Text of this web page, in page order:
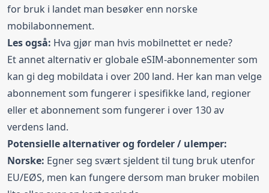
for bruk i landet man besøker enn norske
mobilabonnement.
Les også: Hva gjør man hvis mobilnettet er nede?
Et annet alternativ er globale eSIM-abonnementer som
kan gi deg mobildata i over 200 land. Her kan man velge
abonnement som fungerer i spesifikke land, regioner
eller et abonnement som fungerer i over 130 av
verdens land.
Potensielle alternativer og fordeler / ulemper:
Norske: Egner seg svært sjeldent til tung bruk utenfor
EU/EØS, men kan fungere dersom man bruker mobilen